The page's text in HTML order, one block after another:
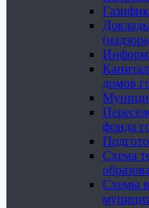
домов
фонда
Схема
Схемы